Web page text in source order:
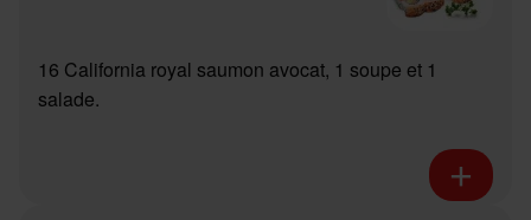
16 California royal saumon avocat, 1 soupe et 1
salade.